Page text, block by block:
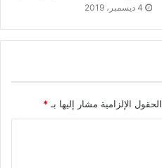
4 ديسمبر، 2019
الحقول الإلزامية مشار إليها بـ *